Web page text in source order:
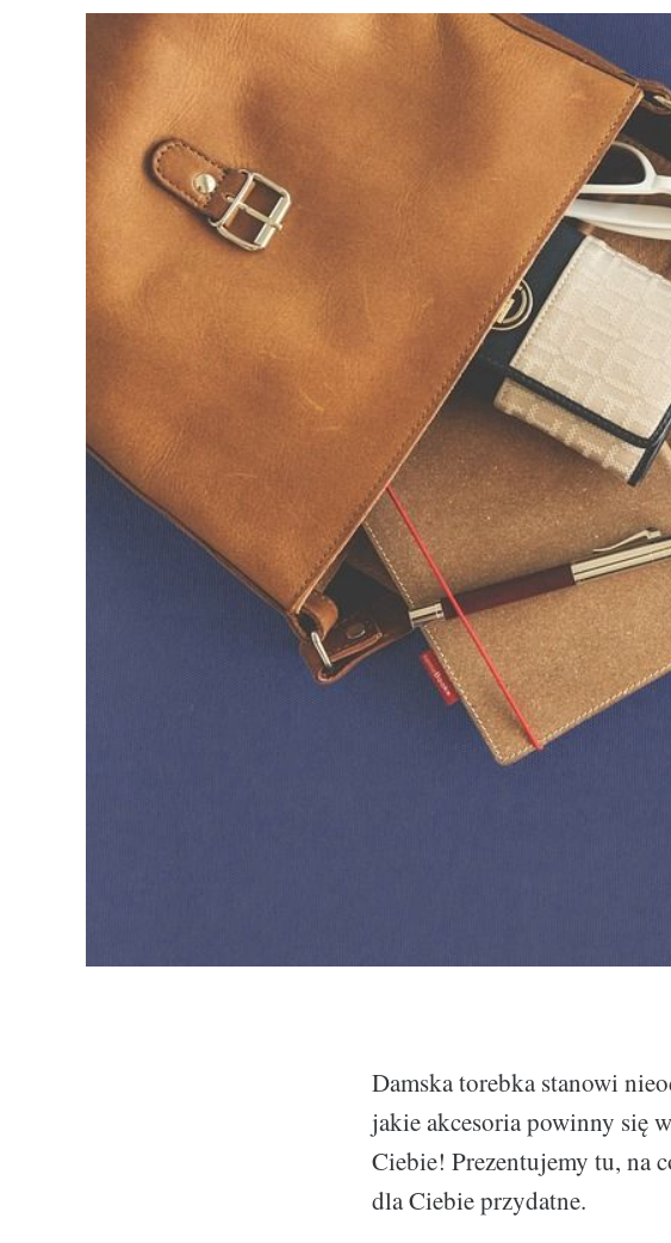
Damska torebka stanowi
jakie akcesoria powinny się
Ciebie! Prezentujemy tu, na
dla Ciebie przydatne.